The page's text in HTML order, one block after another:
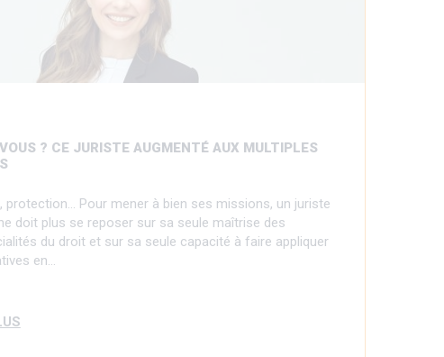
? CE JURISTE AUGMENTÉ AUX MULTIPLES
protection... Pour mener à bien ses missions, un juriste
doit plus se reposer sur sa seule maîtrise des
du droit et sur sa seule capacité à faire appliquer
en…